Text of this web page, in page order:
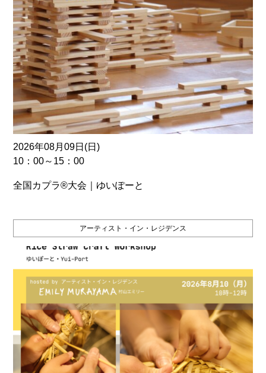
2026年08月09日(日)
10：00～15：00
全国カプラ®大会｜ゆいぽーと
アーティスト・イン・レジデンス